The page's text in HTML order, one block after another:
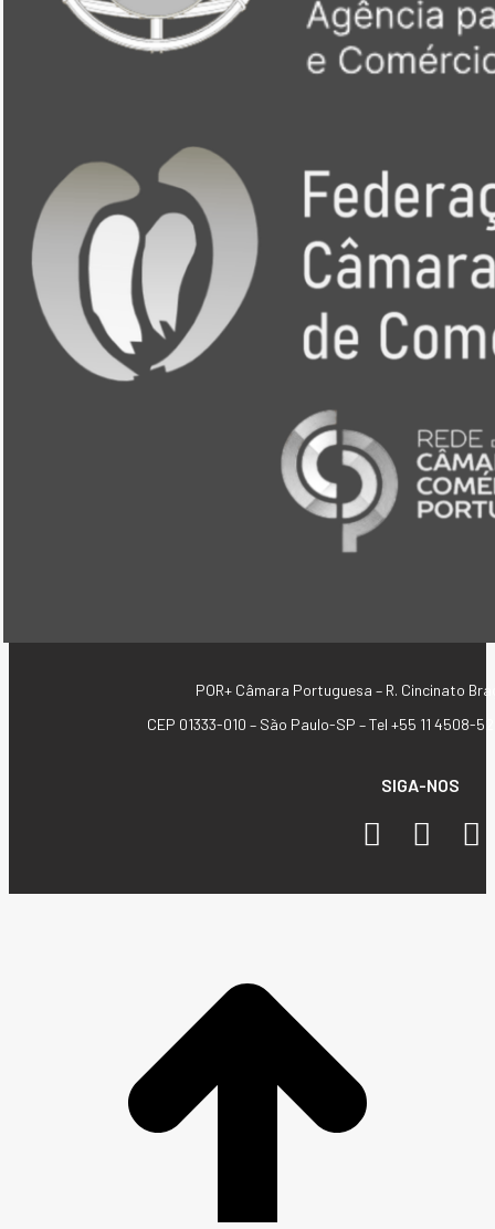
POR+ Câmara Portuguesa –R. Cincinato
CEP 01333-010 – São Paulo-SP –Tel +55 11 4508-
SIGA-NOS